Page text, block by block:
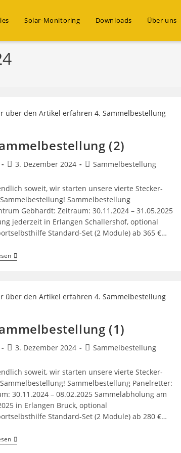
Solar-Monitoring Downloads Über uns
(2)
Beitrag
3. Dezember 2024
Beitrags-
Sammelbestellung
soweit, wir starten unsere vierte Stecker-
Sammelbestellung
Gebhardt: Zeitraum: 30.11.2024 – 31.05.2025
jederzeit in Erlangen Schallershof, optional
Standard-Set (2 Module) ab 365 €…
4.
Sammelbestellung
(1)
Beitrag
3. Dezember 2024
Beitrags-
Sammelbestellung
soweit, wir starten unsere vierte Stecker-
Sammelbestellung Panelretter:
30.11.2024 – 08.02.2025 Sammelabholung am
in Erlangen Bruck, optional
Standard-Set (2 Module) ab 280 €…
4.
Sammelbestellung